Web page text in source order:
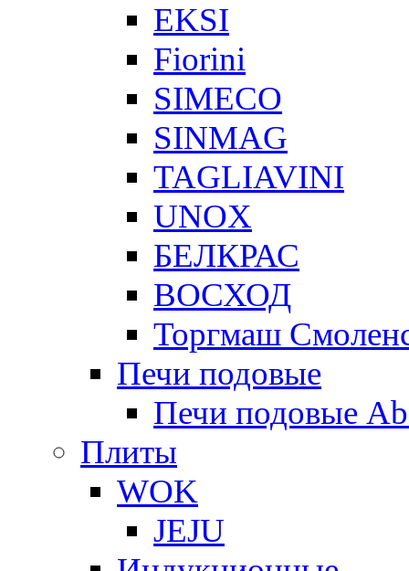
EKSI
Fiorini
SIMECO
SINMAG
TAGLIAVINI
UNOX
БЕЛКРАС
ВОСХОД
Торгмаш
Печи подовые
Печи подовые
Плиты
WOK
JEJU